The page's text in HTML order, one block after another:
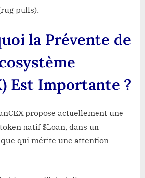
pulls).
la Prévente de
Est Importante ?
propose actuellement une
natif $Loan, dans un
qui mérite une attention